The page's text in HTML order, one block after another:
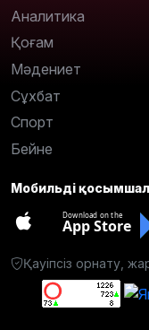
Аналитика
Қоғам
Мәдениет
Сұхбат
Спорт
Бейне
Мобильді
Download on the
App Store
Қауіпсіз орнату,